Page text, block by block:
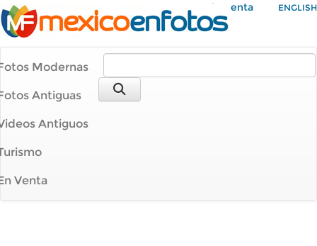
Mi Cuenta ENGLISH
Modernas
Antiguas
Antiguos
Venta